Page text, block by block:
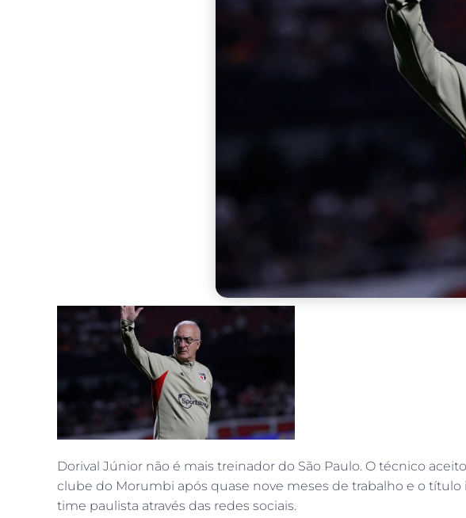
Dorival Júnior não é mais treinador do São Paulo. O técnico
clube do Morumbi após quase nove meses de trabalho e o
time paulista através das redes sociais.